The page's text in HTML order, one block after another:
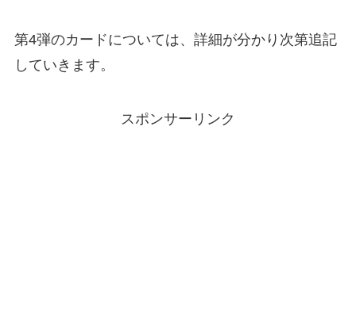
第4弾のカードについては、詳細が分かり次第追記
していきます。
スポンサーリンク